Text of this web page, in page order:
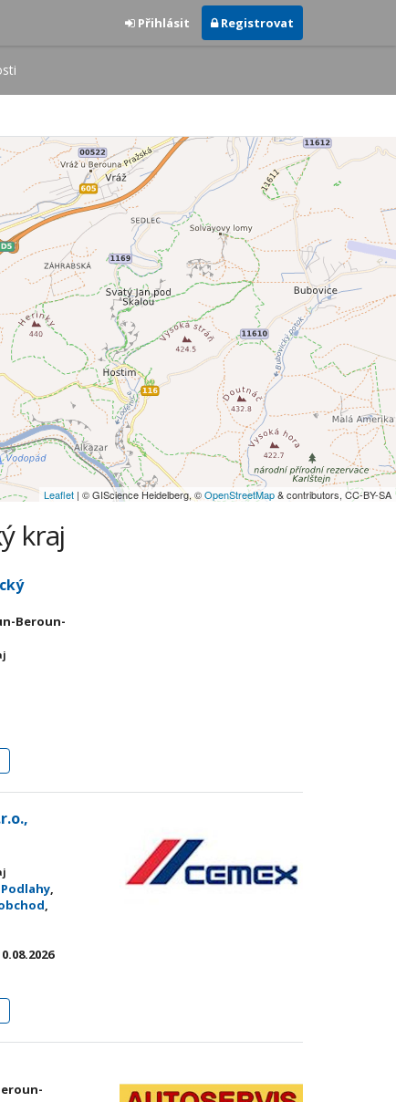
Přihlásit Registrovat
Leaflet | © GIScience Heidelberg, ©OpenStreetMap& contributors, CC-BY-SA
kraj
Beroun-
Podlahy,
,